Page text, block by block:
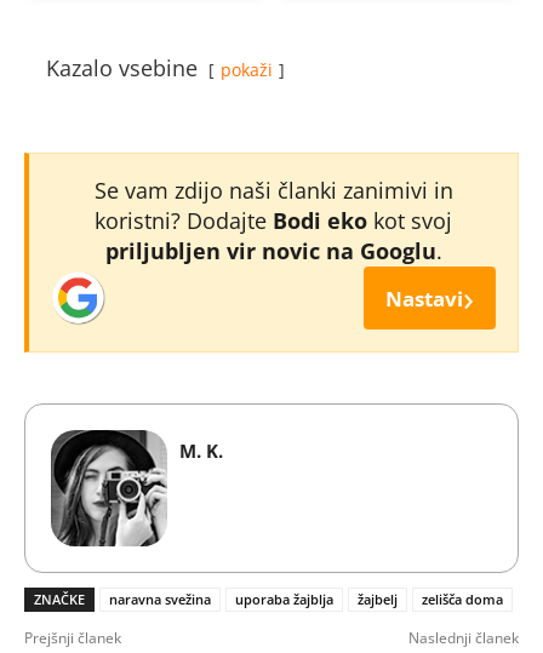
Kazalo vsebine pokaži
Se vam zdijo naši članki zanimivi in
koristni? Dodajte Bodi eko kot svoj
priljubljen vir novic na Googlu.
Nastavi›
M. K.
ZNAČKE naravna svežina uporaba žajblja žajbelj zelišča doma
Prejšnji članek Naslednji članek